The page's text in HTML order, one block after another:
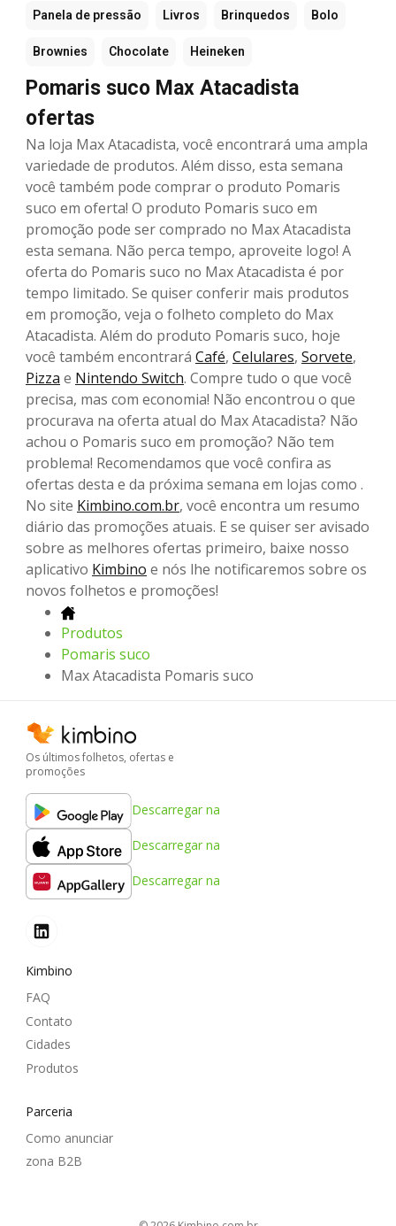
Panela de pressão Livros Brinquedos Bolo
Brownies Chocolate Heineken
Pomaris suco Max Atacadista
ofertas
Na loja Max Atacadista, você encontrará uma ampla
variedade de produtos. Além disso, esta semana
você também pode comprar o produto Pomaris
suco em oferta! O produto Pomaris suco em
promoção pode ser comprado no Max Atacadista
esta semana. Não perca tempo, aproveite logo! A
oferta do Pomaris suco no Max Atacadista é por
tempo limitado. Se quiser conferir mais produtos
em promoção, veja o folheto completo do Max
Atacadista. Além do produto Pomaris suco, hoje
você também encontrará Café, Celulares, Sorvete,
Pizza e Nintendo Switch. Compre tudo o que você
precisa, mas com economia! Não encontrou o que
procurava na oferta atual do Max Atacadista? Não
achou o Pomaris suco em promoção? Não tem
problema! Recomendamos que você confira as
ofertas desta e da próxima semana em lojas como .
No site Kimbino.com.br, você encontra um resumo
diário das promoções atuais. E se quiser ser avisado
sobre as melhores ofertas primeiro, baixe nosso
aplicativo Kimbino e nós lhe notificaremos sobre os
novos folhetos e promoções!
Produtos
Pomaris suco
Max Atacadista Pomaris suco
Os últimos folhetos, ofertas e
promoções
Descarregar na
Descarregar na
Descarregar na
Kimbino
FAQ
Contato
Cidades
Produtos
Parceria
Como anunciar
zona B2B